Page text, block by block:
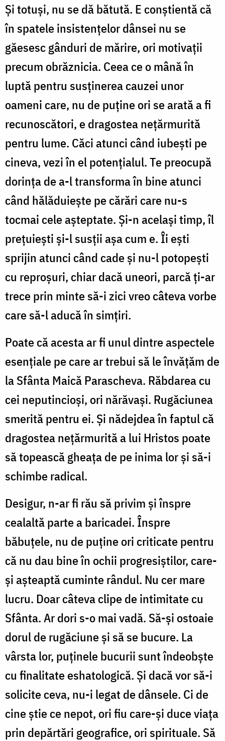
Și totuși, nu se dă bătută. E conștientă că
în spatele insistențelor dânsei nu se
găesesc gânduri de mărire, ori motivații
precum obrăznicia. Ceea ce o mână în
luptă pentru susținerea cauzei unor
oameni care, nu de puține ori se arată a fi
recunoscători, e dragostea nețărmurită
pentru lume. Căci atunci când iubești pe
cineva, vezi în el potențialul. Te preocupă
dorința de a-l transforma în bine atunci
când hălăduiește pe cărări care nu-s
tocmai cele așteptate. Și-n același timp, îl
prețuiești și-l susții așa cum e. Îi ești
sprijin atunci când cade și nu-l potopești
cu reproșuri, chiar dacă uneori, parcă ți-ar
trece prin minte să-i zici vreo câteva vorbe
care să-l aducă în simțiri.
Poate că acesta ar fi unul dintre aspectele
esențiale pe care ar trebui să le învățăm de
la Sfânta Maică Parascheva. Răbdarea cu
cei neputincioși, ori nărăvași. Rugăciunea
smerită pentru ei. Și nădejdea în faptul că
dragostea nețărmurită a lui Hristos poate
să topească gheața de pe inima lor și să-i
schimbe radical.
Desigur, n-ar fi rău să privim și înspre
cealaltă parte a baricadei. Înspre
băbuțele, nu de puține ori criticate pentru
că nu dau bine în ochii progresiștilor, care-
și așteaptă cuminte rândul. Nu cer mare
lucru. Doar câteva clipe de intimitate cu
Sfânta. Ar dori s-o mai vadă. Să-și ostoaie
dorul de rugăciune și să se bucure. La
vârsta lor, puținele bucurii sunt îndeobște
cu finalitate eshatologică. Și dacă vor să-i
solicite ceva, nu-i legat de dânsele. Ci de
cine știe ce nepot, ori fiu care-și duce viața
prin depărtări geografice, ori spirituale. Să